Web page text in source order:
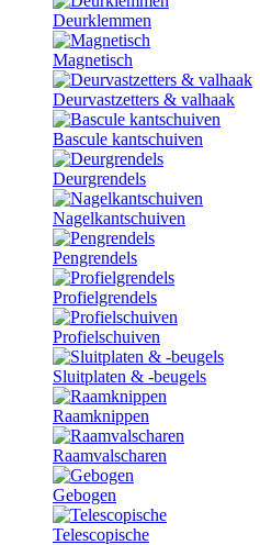
Deurklemmen
Magnetisch
Deurvastzetters & valhaak
Bascule kantschuiven
Deurgrendels
Nagelkantschuiven
Pengrendels
Profielgrendels
Profielschuiven
Sluitplaten & -beugels
Raamknippen
Raamvalscharen
Gebogen
Telescopische